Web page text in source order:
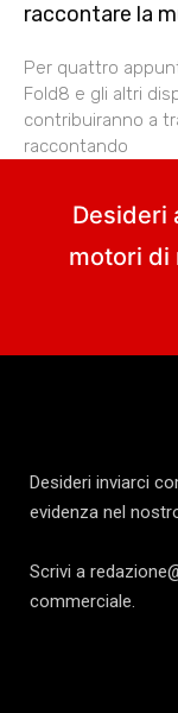
raccontare la
Per quattro
Fold8 e gli altri
contribuiranno a
raccontando
Desideri
motori di
Desideri inviarci
evidenza nel
Scrivi a
commerciale.